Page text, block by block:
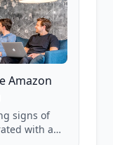
Amazon
signs of
with a